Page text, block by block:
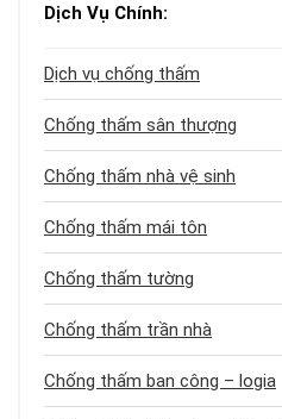
Dịch Vụ Chính:
Dịch vụ chống thấm
Chống thấm sân thượng
Chống thấm nhà vệ sinh
Chống thấm mái tôn
Chống thấm tường
Chống thấm trần nhà
Chống thấm ban công – logia